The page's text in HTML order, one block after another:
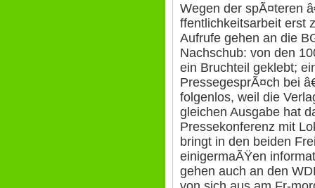
Wegen der spÃ¤teren
ffentlichkeitsarbeit erst
Aufrufe gehen an die
Nachschub: von den
ein Bruchteil geklebt;
PressegesprÃ¤ch bei
folgenlos, weil die
gleichen Ausgabe hat
Pressekonferenz mit
bringt in den beiden
einigermaÃŸen
gehen auch an den